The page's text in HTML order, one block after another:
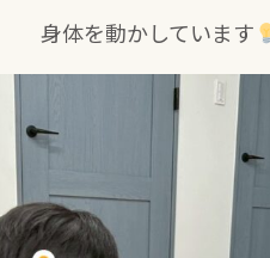
身体を動かしています